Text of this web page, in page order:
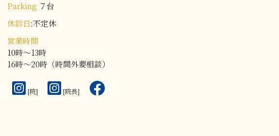
Parking ７台
休診日:不定休
営業時間
10時～13時
16時～20時 （時間外要相談）
[院] [院長]